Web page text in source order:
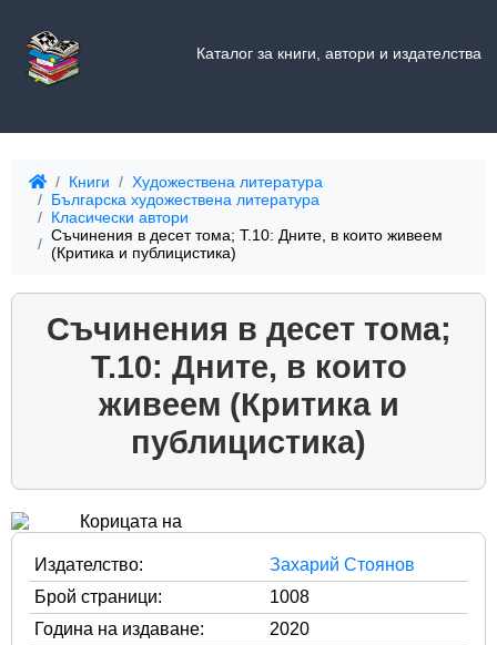
Каталог за книги, автори и издателства
Книги
Художествена литература
Българска художествена литература
Класически автори
Съчинения в десет тома; Т.10: Дните, в които живеем
(Критика и публицистика)
Съчинения в десет тома;
Т.10: Дните, в които
живеем (Критика и
публицистика)
Издателство:
Захарий Стоянов
Брой страници:
1008
Година на издаване:
2020